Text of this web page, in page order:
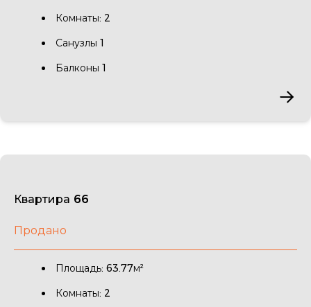
Комнаты: 2
Санузлы 1
Балконы 1
Квартира 66
Продано
Площадь: 63.77м²
Комнаты: 2